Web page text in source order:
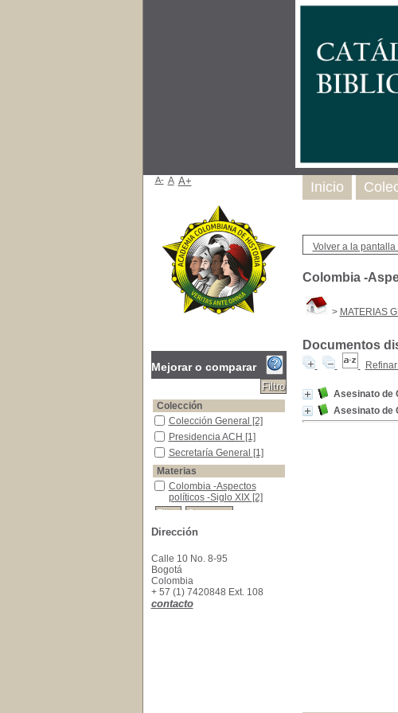
Volver a la pantalla
Colombia -
> MATERIAS
Documentos
Asesinato de
Asesinato de
Inicio
A- A A+
Mejorar o comparar
Colección
Colección General
Colección General [2]
Presidencia ACH
Presidencia ACH [1]
Secretaría General
Secretaría General [1]
Materias
Colombia -Aspectos políticos -Siglo XIX
Colombia -Aspectos
políticos -Siglo XIX [2]
Dirección
Calle 10 No. 8-95
Bogotá
Colombia
+ 57 (1) 7420848 Ext. 108
contacto